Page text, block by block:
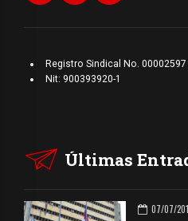
Registro Sindical No.
Nit: 900393920-1
Últimas
07/07/